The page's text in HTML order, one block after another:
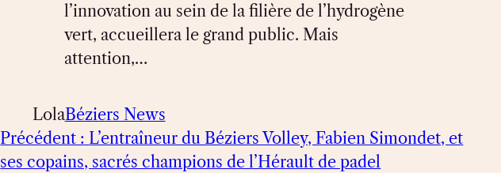
l’innovation au sein de la filière de l’hydrogène
vert, accueillera le grand public. Mais
attention,…
LolaBéziers News
Précédent : L’entraîneur du Béziers Volley, Fabien Simondet, et
ses copains, sacrés champions de l’Hérault de padel